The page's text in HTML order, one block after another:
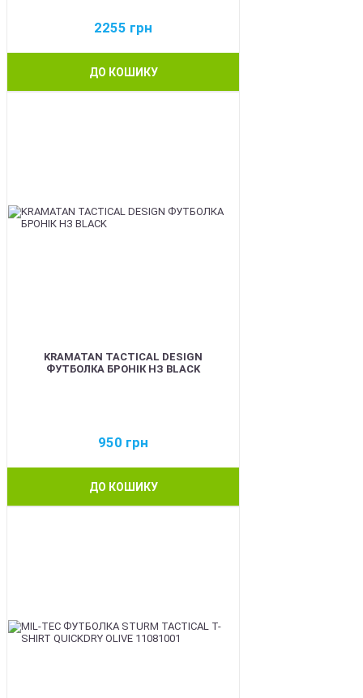
2255 грн
ДО КОШИКУ
KRAMATAN TACTICAL DESIGN
ФУТБОЛКА БРОНІК НЗ BLACK
950 грн
ДО КОШИКУ